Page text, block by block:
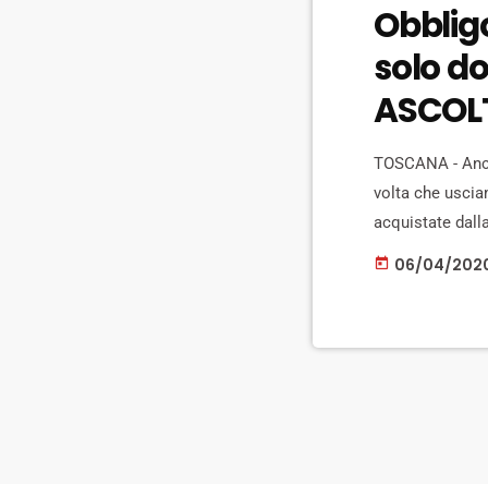
solo
TOSCANA -
volta che
acquistate
Lo prevede
today 06/04/